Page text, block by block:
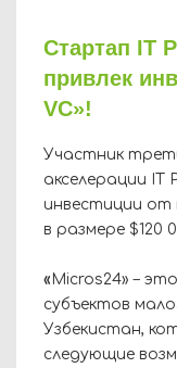
Стартап IT
привлек
VC»!
Участник
акселерации IT
инвестиции от
в размере $120
« Micros24» –
субъектов
Узбекистан,
следующие